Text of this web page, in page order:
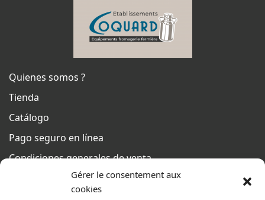
Gérer le consentement aux
cookies
Quienes somos ?
Tienda
Catálogo
Pago seguro en línea
Condiciones generales de venta
Del lunes al jueves
De 8h a 12h30 y de 13h30 a 17h20